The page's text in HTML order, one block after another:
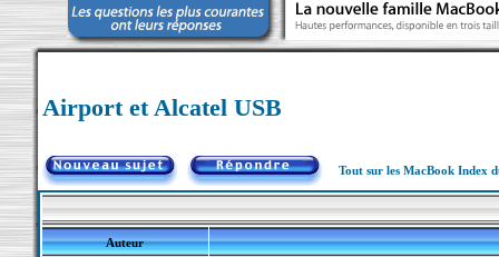
Airport et Alcatel USB
Tout sur les MacBook Index
Auteur